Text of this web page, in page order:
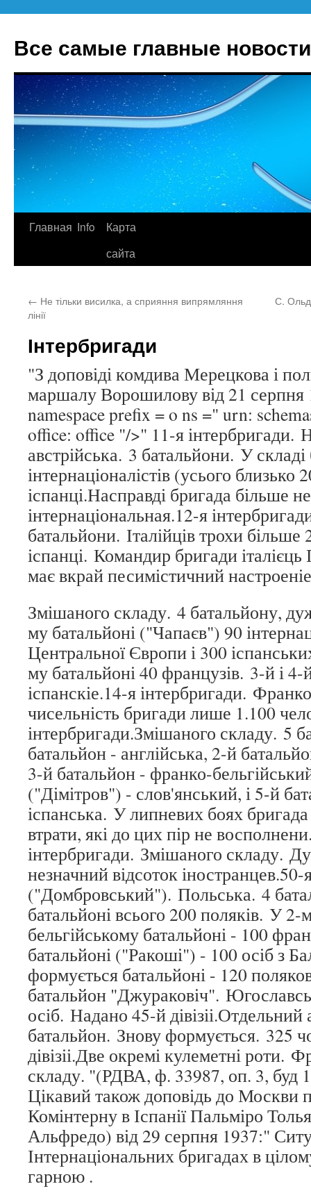
Все самые главные
Перейти
Главная Info
Карта
сайта
← Не тільки висилка, а сприяння випрямляння
лінії
С.
Інтербригади
"З доповіді комдива Мерецкова і
маршалу Ворошилову від 21 серпня
namespace prefix = o ns =" urn:
office: office "/>" 11-я інтербригади.
австрійська. 3 батальйони. У
інтернаціоналістів (усього
іспанці.Насправді бригада більше не
інтернаціональная.12-я
батальйони. Італійців трохи більше
іспанці. Командир бригади італієць
має вкрай песимістичний
Змішаного складу. 4 батальйону,
му батальйоні ("Чапаєв") 90
Центральної Європи і 300
му батальйоні 40 французів. 3-й і
іспанскіе.14-я інтербригади.
чисельність бригади лише 1.100
інтербригади.Змішаного складу. 5
батальйон - англійська, 2-й
3-й батальйон - франко-
("Дімітров") - слов'янський, і 5-й
іспанська. У липневих боях
втрати, які до цих пір не
інтербригади. Змішаного складу.
незначний відсоток іностранцев.50-
("Домбровський"). Польська. 4
батальйоні всього 200 поляків. У
бельгійському батальйоні - 100
батальйоні ("Ракоші") - 100 осіб з
формується батальйоні - 120
батальйон "Джураковіч".
осіб. Надано 45-й
батальйон. Знову формується. 325
дівізіі.Две окремі кулеметні роти.
складу. "(РДВА, ф. 33987, оп. 3, буд
Цікавий також доповідь до Москви
Комінтерну в Іспанії Пальміро
Альфредо) від 29 серпня 1937:"
Інтернаціональних бригадах в
гарною .